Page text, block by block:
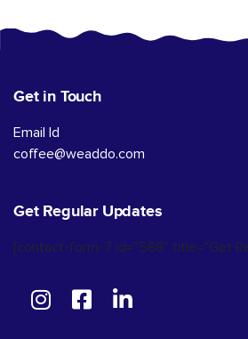
Get in Touch
Email Id
coffee@weaddo.com
Get Regular Updates
[contact-form-7 id="588" title="Get